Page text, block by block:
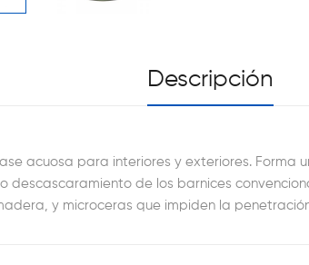
Descripción
acuosa para interiores y exteriores.
de los barnices
y microceras que impiden la